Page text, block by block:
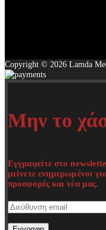
Copyright © 2026 Lamda
Μην το
Εγγραφείτε στο
μείνετε ενημερωμένοι
προσφορές και νέα μας.